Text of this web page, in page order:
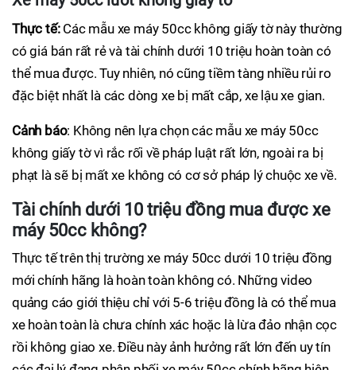
Thực tế: Các mẫu xe máy 50cc không giấy tờ này thường
có giá bán rất rẻ và tài chính dưới 10 triệu hoàn toàn có
thể mua được. Tuy nhiên, nó cũng tiềm tàng nhiều rủi ro
đặc biệt nhất là các dòng xe bị mất cắp, xe lậu xe gian.
Cảnh báo: Không nên lựa chọn các mẫu xe máy 50cc
không giấy tờ vì rắc rối về pháp luật rất lớn, ngoài ra bị
phạt là sẽ bị mất xe không có cơ sở pháp lý chuộc xe về.
Tài chính dưới 10 triệu đồng mua được xe
máy 50cc không?
Thực tế trên thị trường xe máy 50cc dưới 10 triệu đồng
mới chính hãng là hoàn toàn không có. Những video
quảng cáo giới thiệu chỉ với 5-6 triệu đồng là có thể mua
xe hoàn toàn là chưa chính xác hoặc là lừa đảo nhận cọc
rồi không giao xe. Điều này ảnh hưởng rất lớn đến uy tín